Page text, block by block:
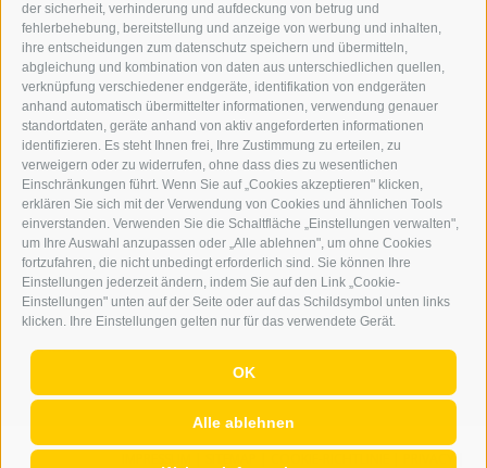
der sicherheit, verhinderung und aufdeckung von betrug und
fehlerbehebung, bereitstellung und anzeige von werbung und inhalten,
ihre entscheidungen zum datenschutz speichern und übermitteln,
abgleichung und kombination von daten aus unterschiedlichen quellen,
verknüpfung verschiedener endgeräte, identifikation von endgeräten
anhand automatisch übermittelter informationen, verwendung genauer
standortdaten, geräte anhand von aktiv angeforderten informationen
identifizieren. Es steht Ihnen frei, Ihre Zustimmung zu erteilen, zu
verweigern oder zu widerrufen, ohne dass dies zu wesentlichen
Einschränkungen führt. Wenn Sie auf „Cookies akzeptieren" klicken,
erklären Sie sich mit der Verwendung von Cookies und ähnlichen Tools
einverstanden. Verwenden Sie die Schaltfläche „Einstellungen verwalten",
um Ihre Auswahl anzupassen oder „Alle ablehnen", um ohne Cookies
fortzufahren, die nicht unbedingt erforderlich sind. Sie können Ihre
Einstellungen jederzeit ändern, indem Sie auf den Link „Cookie-
Einstellungen" unten auf der Seite oder auf das Schildsymbol unten links
klicken. Ihre Einstellungen gelten nur für das verwendete Gerät.
OK
Alle ablehnen
WERBEN IM ERKER
ONLINE-WERBUNG
SEPA-DAUERAUFTRAG
REGELN LESERKOMMENTARE
ONLINE VOTING
SERVICE
VERANSTALTUNGSKALENDER
KLEINANZEIGER
NÜTZLICHE LINKS
WETTER
WEBCAM
VIDEOS
TRAUER
|